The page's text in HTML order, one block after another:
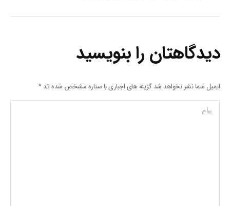
دیدگاهتان را بنویسید
ایمیل شما نشر نخواهد شد گزینه های اجباری با ستاره مشخص شده اند*
پیام